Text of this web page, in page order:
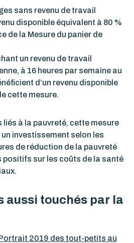
sans revenu de travail
disponible équivalent à 80 %
de la Mesure du panier de
un revenu de travail
à 16 heures par semaine au
d’un revenu disponible
cette mesure.
à la pauvreté, cette mesure
investissement selon les
de réduction de la pauvreté
positifs sur les coûts de la santé
aussi touchés par la
2019 des tout-petits au